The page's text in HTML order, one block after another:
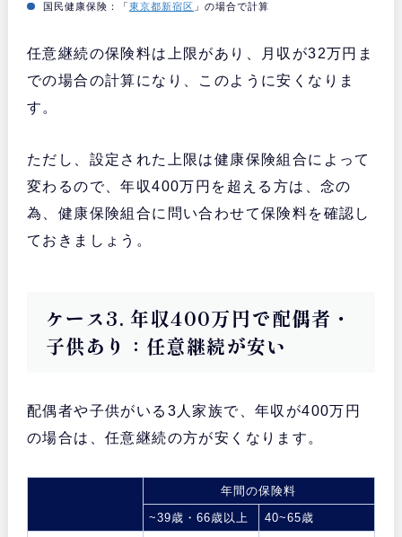
国民健康保険：「東京都新宿区 」の場合で計算
任意継続の保険料は上限があり、月収が32万円ま
での場合の計算になり、このように安くなりま
す。
ただし、設定された上限は健康保険組合によって
変わるので、年収400万円を超える方は、念の
為、健康保険組合に問い合わせて保険料を確認し
ておきましょう。
ケース3. 年収400万円で配偶者・
子供あり：任意継続が安い
配偶者や子供がいる3人家族で、年収が400万円
の場合は、任意継続の方が安くなります。
年間の保険料
~39歳・66歳以上
40~65歳